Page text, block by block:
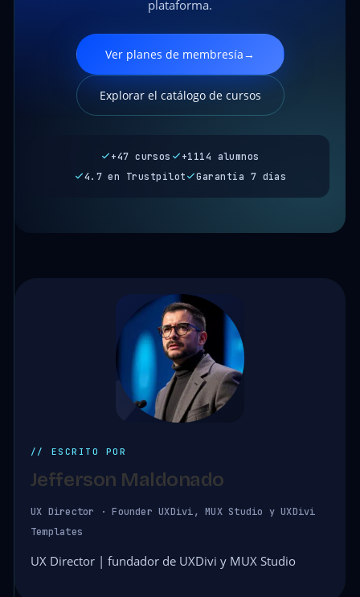
plataforma.
Ver planes de membresía→
Explorar el catálogo de cursos
+47 cursos
+1114 alumnos
4.7 en Trustpilot
Garantía 7 días
// ESCRITO POR
Jefferson Maldonado
UX Director · Founder UXDivi, MUX Studio y UXDivi
Templates
UX Director | fundador de UXDivi y MUX Studio